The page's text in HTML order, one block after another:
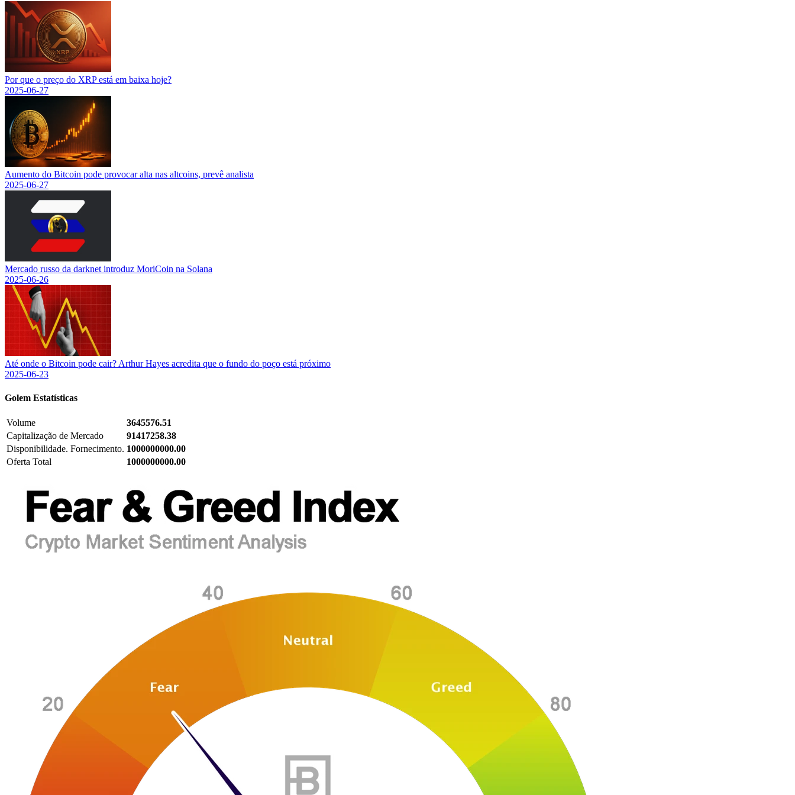
Por que o preço do XRP está em baixa hoje?
2025-06-27
Aumento do Bitcoin pode provocar alta nas altcoins, prevê analista
2025-06-27
Mercado russo da darknet introduz MoriCoin na Solana
2025-06-26
Até onde o Bitcoin pode cair? Arthur Hayes acredita que o fundo do poço está próximo
2025-06-23
Golem Estatísticas
Volume
3645576.51
Capitalização de Mercado
91417258.38
Disponibilidade. Fornecimento. 1000000000.00
Oferta Total
1000000000.00